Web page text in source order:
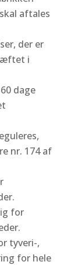
aftales
der er
i
dage
nr. 174 af
for
tyveri-,
for hele